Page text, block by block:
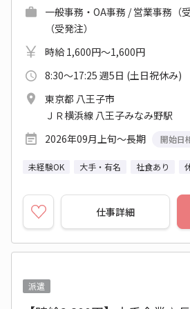
一般事務・OA事務 / 営業事務（
（受発注）
時給 1,600円～1,600円
8:30～17:25 週5日 (土日祝休み)
東京都 八王子市
ＪＲ横浜線 八王子みなみ野駅
2026年09月上旬～長期
開始日
未経験OK 大手・有名 社食あり
仕事詳細
派遣